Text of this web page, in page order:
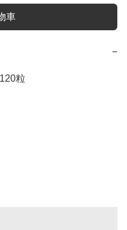
車
−
粒